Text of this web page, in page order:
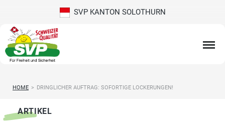
SVP KANTON SOLOTHURN
HOME > DRINGLICHER AUFTRAG: SOFORTIGE LOCKERUNGEN!
ARTIKEL